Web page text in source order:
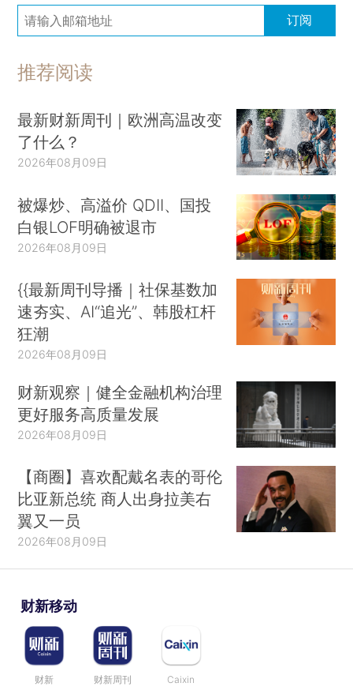
订阅
推荐阅读
最新财新周刊｜欧洲高温改变
了什么？
2026年08月09日
被爆炒、高溢价 QDII、国投
白银LOF明确被退市
2026年08月09日
{{最新周刊导播｜社保基数加
速夯实、AI“追光”、韩股杠杆
狂潮
2026年08月09日
财新观察｜健全金融机构治理
更好服务高质量发展
2026年08月09日
【商圈】喜欢配戴名表的哥伦
比亚新总统 商人出身拉美右
翼又一员
2026年08月09日
财新移动
财新 财新周刊 Caixin